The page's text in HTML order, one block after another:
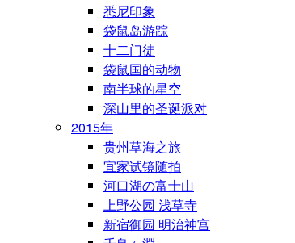
悉尼印象
袋鼠岛游踪
十二门徒
袋鼠国的动物
南半球的星空
深山里的圣诞派对
2015年
贵州草海之旅
宜家试镜随拍
河口湖の富士山
上野公园 浅草寺
新宿御园 明治神宫